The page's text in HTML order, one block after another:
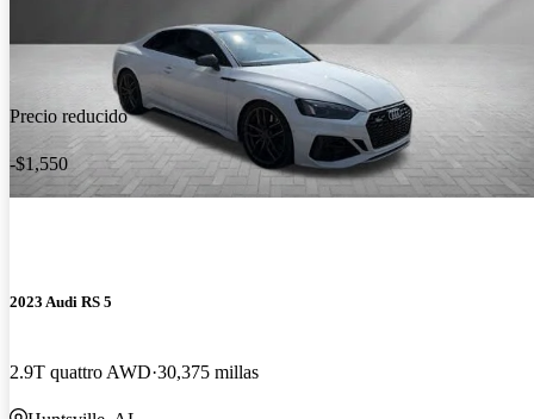
Precio reducido
-$1,550
2023 Audi RS 5
2.9T quattro AWD 30,375 millas